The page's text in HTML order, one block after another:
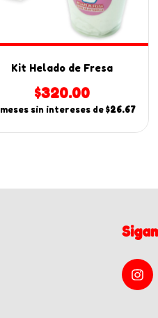
Kit Helado de Fresa
$320.00
meses sin intereses de $26.67